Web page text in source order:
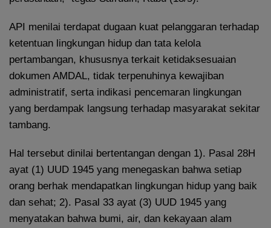
API menilai terdapat dugaan kuat pelanggaran terhadap
ketentuan lingkungan hidup dan tata kelola
pertambangan, khususnya terkait ketidaksesuaian
dokumen AMDAL, tidak terpenuhinya kewajiban
administratif, serta indikasi pencemaran lingkungan
yang berdampak langsung terhadap masyarakat sekitar
tambang.
Hal tersebut dinilai bertentangan dengan 1). Pasal 28H
ayat (1) UUD 1945 yang menegaskan bahwa setiap
orang berhak mendapatkan lingkungan hidup yang baik
dan sehat; 2). Pasal 33 ayat (3) UUD 1945 yang
menyatakan bahwa bumi, air, dan kekayaan alam